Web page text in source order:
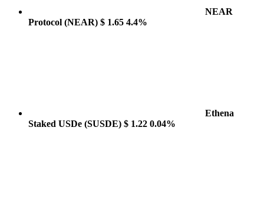
NEAR
Protocol (NEAR) $ 1.65 4.4%
Ethena
Staked USDe (SUSDE) $ 1.22 0.04%